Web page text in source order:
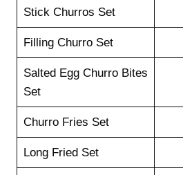
Stick Churros Set
Filling Churro Set
Salted Egg Churro Bites
Set
Churro Fries Set
Long Fried Set